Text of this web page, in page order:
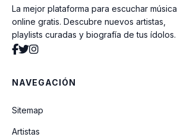
E O Vento Levou
La mejor plataforma para escuchar música
online gratis. Descubre nuevos artistas,
playlists curadas y biografía de tus ídolos.
NAVEGACIÓN
Sitemap
Artistas